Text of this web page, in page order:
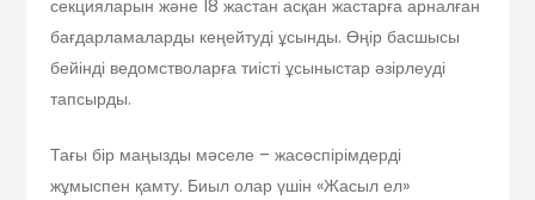
секцияларын және 18 жастан асқан жастарға арналған
бағдарламаларды кеңейтуді ұсынды. Өңір басшысы
бейінді ведомстволарға тиісті ұсыныстар әзірлеуді
тапсырды.
Тағы бір маңызды мәселе – жасөспірімдерді
жұмыспен қамту. Биыл олар үшін «Жасыл ел»